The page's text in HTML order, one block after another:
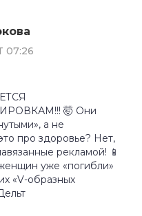
07:26
🤯 Они
а не
про здоровье? Нет,
рекламой! 📱
уже «погибли»
«V-образных